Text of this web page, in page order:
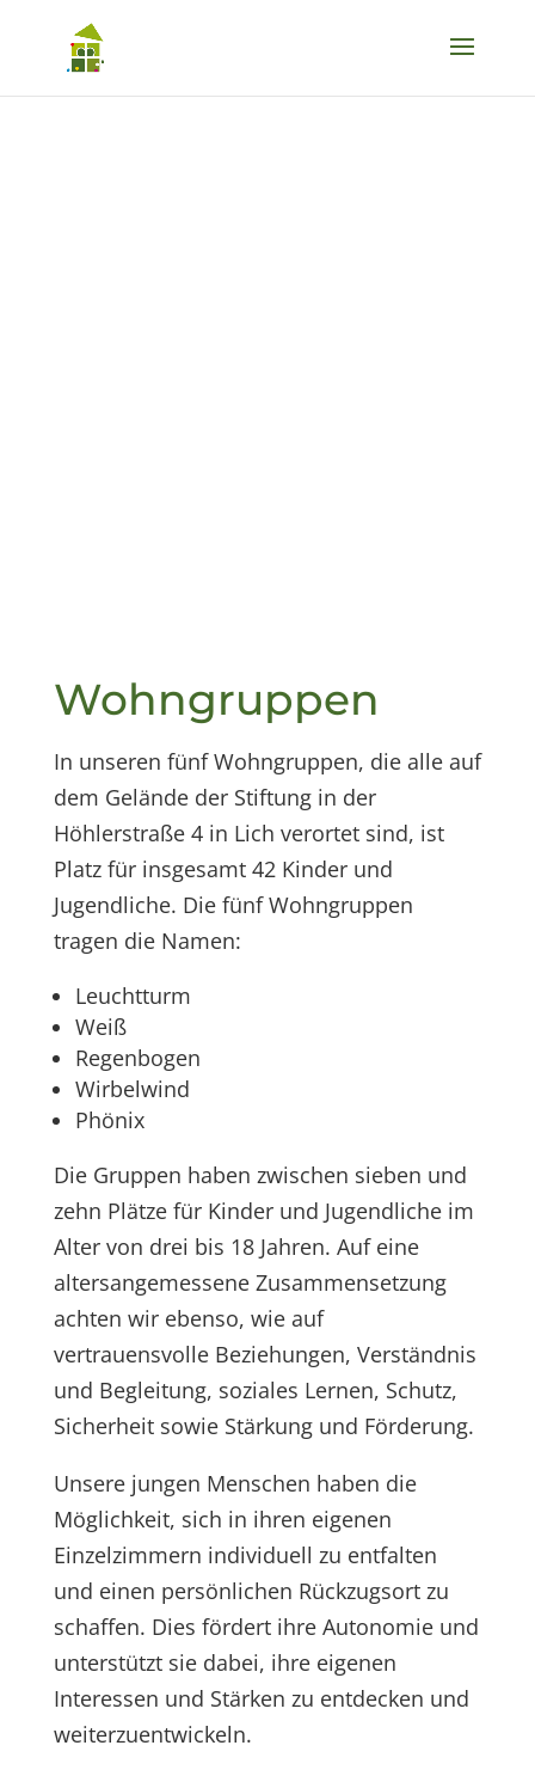
Wohngruppen
In unseren fünf Wohngruppen, die alle auf
dem Gelände der Stiftung in der
Höhlerstraße 4 in Lich verortet sind, ist
Platz für insgesamt 42 Kinder und
Jugendliche. Die fünf Wohngruppen
tragen die Namen:
Leuchtturm
Weiß
Regenbogen
Wirbelwind
Phönix
Die Gruppen haben zwischen sieben und
zehn Plätze für Kinder und Jugendliche im
Alter von drei bis 18 Jahren. Auf eine
altersangemessene Zusammensetzung
achten wir ebenso, wie auf
vertrauensvolle Beziehungen, Verständnis
und Begleitung, soziales Lernen, Schutz,
Sicherheit sowie Stärkung und Förderung.
Unsere jungen Menschen haben die
Möglichkeit, sich in ihren eigenen
Einzelzimmern individuell zu entfalten
und einen persönlichen Rückzugsort zu
schaffen. Dies fördert ihre Autonomie und
unterstützt sie dabei, ihre eigenen
Interessen und Stärken zu entdecken und
weiterzuentwickeln.